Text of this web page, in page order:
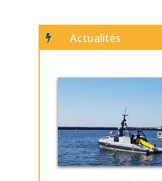
Actualités